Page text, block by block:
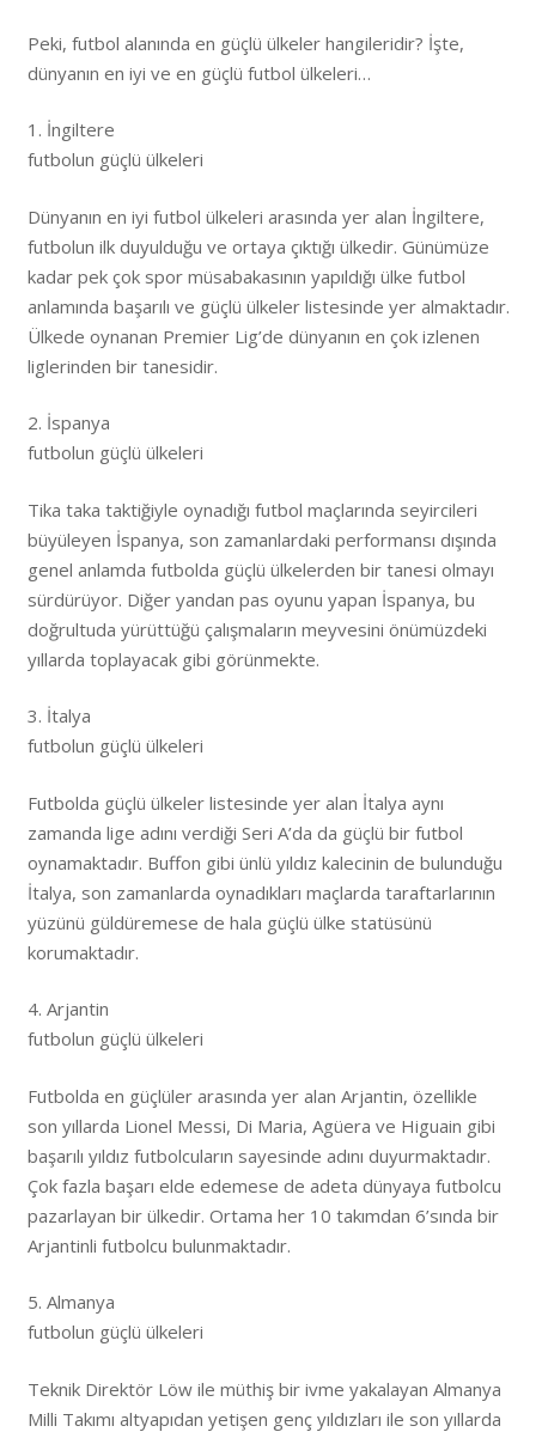
Peki, futbol alanında en güçlü ülkeler hangileridir? İşte,
dünyanın en iyi ve en güçlü futbol ülkeleri…
1. İngiltere
futbolun güçlü ülkeleri
Dünyanın en iyi futbol ülkeleri arasında yer alan İngiltere,
futbolun ilk duyulduğu ve ortaya çıktığı ülkedir. Günümüze
kadar pek çok spor müsabakasının yapıldığı ülke futbol
anlamında başarılı ve güçlü ülkeler listesinde yer almaktadır.
Ülkede oynanan Premier Lig’de dünyanın en çok izlenen
liglerinden bir tanesidir.
2. İspanya
futbolun güçlü ülkeleri
Tika taka taktiğiyle oynadığı futbol maçlarında seyircileri
büyüleyen İspanya, son zamanlardaki performansı dışında
genel anlamda futbolda güçlü ülkelerden bir tanesi olmayı
sürdürüyor. Diğer yandan pas oyunu yapan İspanya, bu
doğrultuda yürüttüğü çalışmaların meyvesini önümüzdeki
yıllarda toplayacak gibi görünmekte.
3. İtalya
futbolun güçlü ülkeleri
Futbolda güçlü ülkeler listesinde yer alan İtalya aynı
zamanda lige adını verdiği Seri A’da da güçlü bir futbol
oynamaktadır. Buffon gibi ünlü yıldız kalecinin de bulunduğu
İtalya, son zamanlarda oynadıkları maçlarda taraftarlarının
yüzünü güldüremese de hala güçlü ülke statüsünü
korumaktadır.
4. Arjantin
futbolun güçlü ülkeleri
Futbolda en güçlüler arasında yer alan Arjantin, özellikle
son yıllarda Lionel Messi, Di Maria, Agüera ve Higuain gibi
başarılı yıldız futbolcuların sayesinde adını duyurmaktadır.
Çok fazla başarı elde edemese de adeta dünyaya futbolcu
pazarlayan bir ülkedir. Ortama her 10 takımdan 6’sında bir
Arjantinli futbolcu bulunmaktadır.
5. Almanya
futbolun güçlü ülkeleri
Teknik Direktör Löw ile müthiş bir ivme yakalayan Almanya
Milli Takımı altyapıdan yetişen genç yıldızları ile son yıllarda